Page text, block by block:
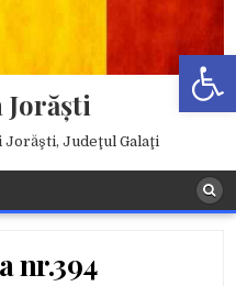
Judeţul Galaţi
nr.394